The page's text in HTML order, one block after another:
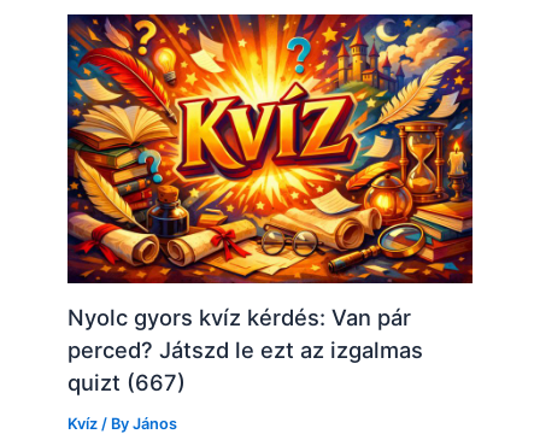
Nyolc gyors kvíz kérdés: Van pár
perced? Játszd le ezt az izgalmas
quizt (667)
Kvíz / ByJános